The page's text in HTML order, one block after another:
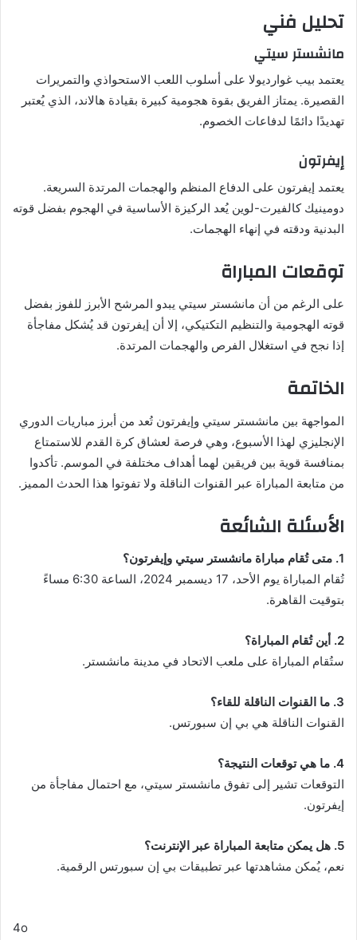
تحليل فني
مانشستر سيتي
يعتمد بيب غوارديولا على أسلوب اللعب الاستحواذي والتمريرات
القصيرة. يمتاز الفريق بقوة هجومية كبيرة بقيادة هالاند، الذي يُعتبر
تهديدًا دائمًا لدفاعات الخصوم.
إيفرتون
يعتمد إيفرتون على الدفاع المنظم والهجمات المرتدة السريعة.
دومينيك كالفيرت-لوين يُعد الركيزة الأساسية في الهجوم بفضل قوته
البدنية ودقته في إنهاء الهجمات.
توقعات المباراة
على الرغم من أن مانشستر سيتي يبدو المرشح الأبرز للفوز بفضل
قوته الهجومية والتنظيم التكتيكي، إلا أن إيفرتون قد يُشكل مفاجأة
إذا نجح في استغلال الفرص والهجمات المرتدة.
الخاتمة
المواجهة بين مانشستر سيتي وإيفرتون تُعد من أبرز مباريات الدوري
الإنجليزي لهذا الأسبوع، وهي فرصة لعشاق كرة القدم للاستمتاع
بمنافسة قوية بين فريقين لهما أهداف مختلفة في الموسم. تأكدوا
من متابعة المباراة عبر القنوات الناقلة ولا تفوتوا هذا الحدث المميز.
الأسئلة الشائعة
1. متى تُقام مباراة مانشستر سيتي وإيفرتون؟
تُقام المباراة يوم الأحد، 17 ديسمبر 2024، الساعة 6:30 مساءً
بتوقيت القاهرة.
2. أين تُقام المباراة؟
ستُقام المباراة على ملعب الاتحاد في مدينة مانشستر.
3. ما القنوات الناقلة للقاء؟
القنوات الناقلة هي بي إن سبورتس.
4. ما هي توقعات النتيجة؟
التوقعات تشير إلى تفوق مانشستر سيتي، مع احتمال مفاجأة من
إيفرتون.
5. هل يمكن متابعة المباراة عبر الإنترنت؟
نعم، يُمكن مشاهدتها عبر تطبيقات بي إن سبورتس الرقمية.
4o